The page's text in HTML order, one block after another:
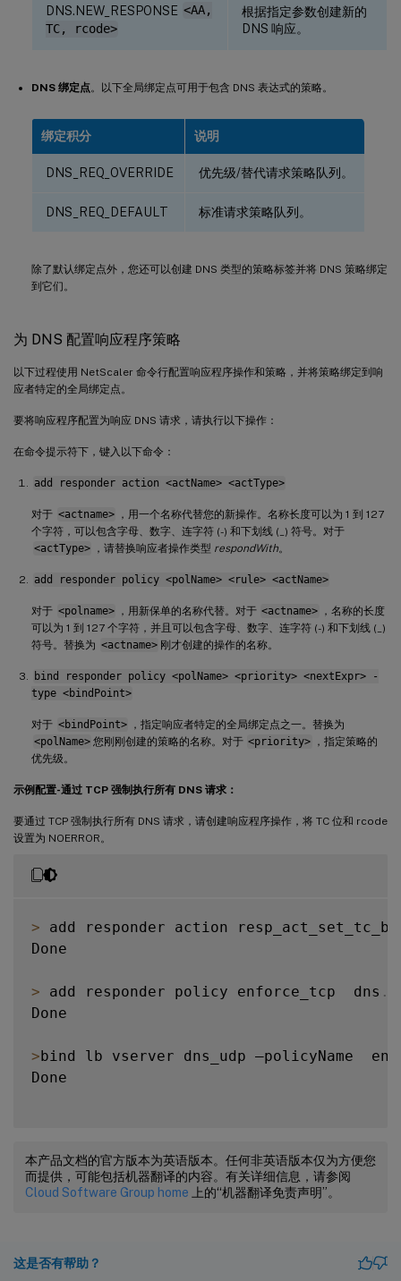
DNS.NEW_RESPONSE <AA,
TC, rcode>
根据指定参数创建新的
DNS 响应。
DNS 绑定点。以下全局绑定点可用于包含 DNS 表达式的策略。
绑定积分 说明
DNS_REQ_OVERRIDE 优先级/替代请求策略队列。
DNS_REQ_DEFAULT 标准请求策略队列。
除了默认绑定点外，您还可以创建 DNS 类型的策略标签并将 DNS 策略绑定
到它们。
为 DNS 配置响应程序策略
以下过程使用 NetScaler 命令行配置响应程序操作和策略，并将策略绑定到响
应者特定的全局绑定点。
要将响应程序配置为响应 DNS 请求，请执行以下操作：
在命令提示符下，键入以下命令：
add responder action <actName> <actType>
对于 <actname> ，用一个名称代替您的新操作。名称长度可以为 1 到 127
个字符，可以包含字母、数字、连字符 (-) 和下划线 (_) 符号。对于
<actType> ，请替换响应者操作类型 respondWith。
add responder policy <polName> <rule> <actName>
对于 <polname> ，用新保单的名称代替。对于 <actname> ，名称的长度
可以为 1 到 127 个字符，并且可以包含字母、数字、连字符 (-) 和下划线 (_)
符号。替换为 <actname> 刚才创建的操作的名称。
bind responder policy <polName> <priority> <nextExpr> -
type <bindPoint>
对于 <bindPoint> ，指定响应者特定的全局绑定点之一。替换为
<polName> 您刚刚创建的策略的名称。对于 <priority> ，指定策略的
优先级。
示例配置-通过 TCP 强制执行所有 DNS 请求：
要通过 TCP 强制执行所有 DNS 请求，请创建响应程序操作，将 TC 位和 rcode
设置为 NOERROR。
> add responder action
Done
> add responder policy enforce_tcp  dns .
Done
>bind lb vserver dns_udp –policyName
Done
本产品文档的官方版本为英语版本。任何非英语版本仅为方便您
而提供，可能包括机器翻译的内容。有关详细信息，请参阅
Cloud Software Group home 上的“机器翻译免责声明”。
这是否有帮助？